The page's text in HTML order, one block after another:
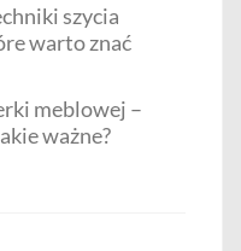
szycia
warto znać
meblowej –
ważne?